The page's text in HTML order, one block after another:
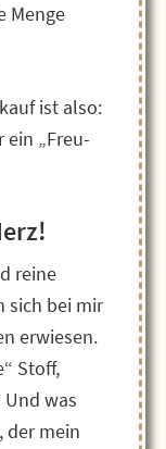
Menge
ist also:
ein „Freu-
reine
sich bei mir
erwiesen.
Stoff,
was
der mein